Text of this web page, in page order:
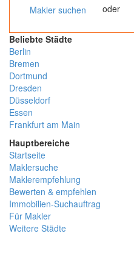
Makler suchen oder
Beliebte Städte
Berlin
Bremen
Dortmund
Dresden
Düsseldorf
Essen
Frankfurt am Main
Hauptbereiche
Startseite
Maklersuche
Maklerempfehlung
Bewerten & empfehlen
Immobilien-Suchauftrag
Für Makler
Weitere Städte